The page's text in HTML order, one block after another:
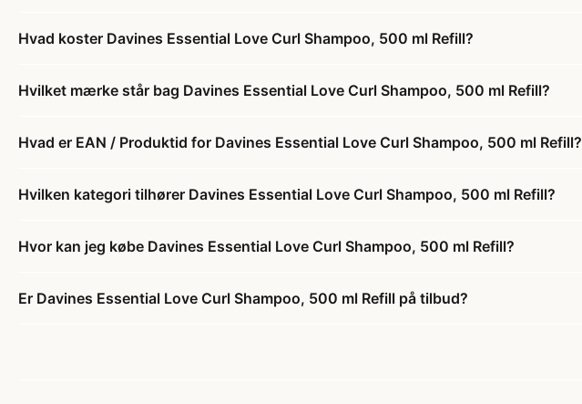
Hvad koster Davines Essential Love Curl Shampoo, 500 ml Refill?
Hvilket mærke står bag Davines Essential Love Curl Shampoo, 500 ml Refill?
Hvad er EAN / Produktid for Davines Essential Love Curl Shampoo, 500 ml Refill?
Hvilken kategori tilhører Davines Essential Love Curl Shampoo, 500 ml Refill?
Hvor kan jeg købe Davines Essential Love Curl Shampoo, 500 ml Refill?
Er Davines Essential Love Curl Shampoo, 500 ml Refill på tilbud?